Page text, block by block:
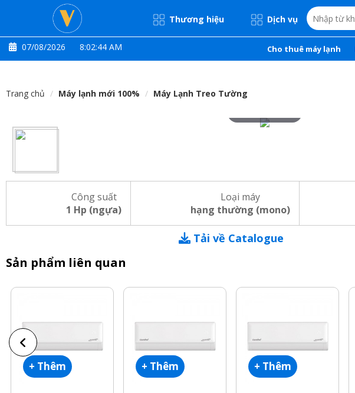
Thương hiệu Dịch vụ
07/08/2026 8:02:45 AM Cho thuê máy lạnh
Trang chủ Máy lạnh mới 100% Máy Lạnh Treo Tường
Công suất
1 Hp (ngựa)
Loại máy
hạng thường (mono)
Tải về Catalogue
Sản phẩm liên quan
+ Thêm + Thêm + Thêm